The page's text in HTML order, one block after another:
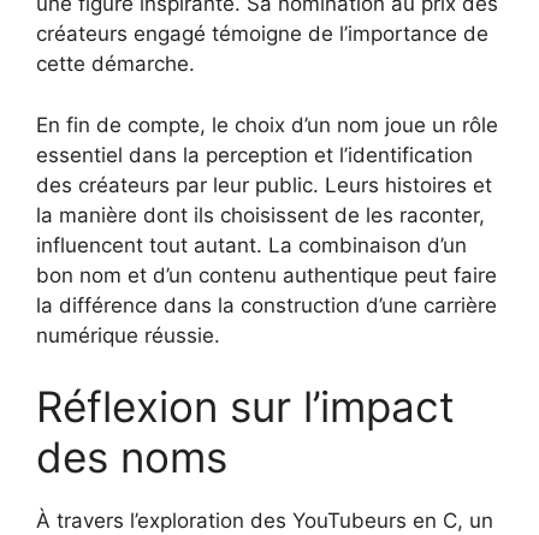
créateurs engagé témoigne de l’importance de
cette démarche.
En fin de compte, le choix d’un nom joue un rôle
essentiel dans la perception et l’identification
des créateurs par leur public. Leurs histoires et
la manière dont ils choisissent de les raconter,
influencent tout autant. La combinaison d’un
bon nom et d’un contenu authentique peut faire
la différence dans la construction d’une carrière
numérique réussie.
Réflexion sur l’impact
des noms
À travers l’exploration des YouTubeurs en C, un